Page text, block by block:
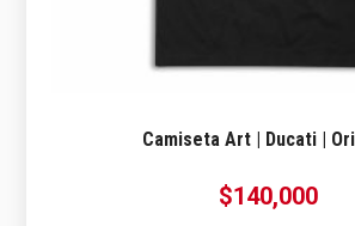
Camiseta Art | Ducati |
$140,000